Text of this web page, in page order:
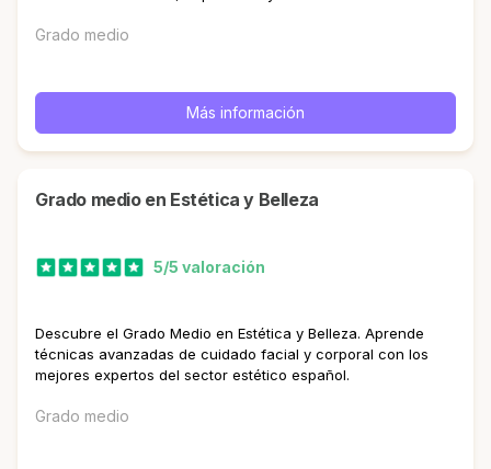
Grado medio
Más información
Grado medio en Estética y Belleza
5/5 valoración
Descubre el Grado Medio en Estética y Belleza. Aprende
técnicas avanzadas de cuidado facial y corporal con los
mejores expertos del sector estético español.
Grado medio